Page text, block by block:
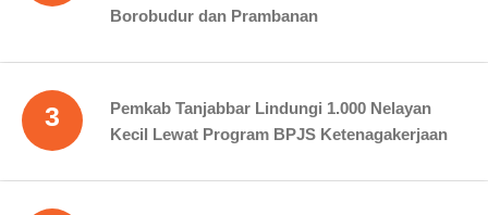
Borobudur dan Prambanan
3
Pemkab Tanjabbar Lindungi 1.000 Nelayan
Kecil Lewat Program BPJS Ketenagakerjaan